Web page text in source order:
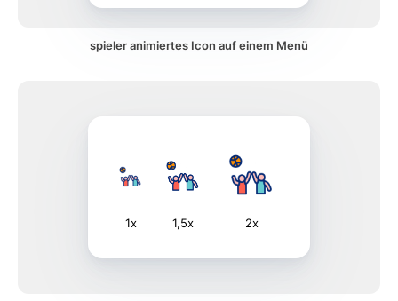
spieler animiertes Icon auf einem Menü
1x 1,5x 2x